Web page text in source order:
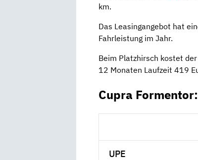
km.
Das Leasingangebot hat
Fahrleistung im Jahr.
Beim Platzhirsch kostet
12 Monaten Laufzeit 419
Cupra
UPE